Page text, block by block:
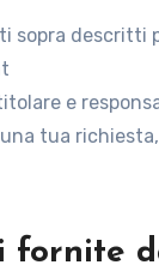
sopra descritti
e
tua
fornite